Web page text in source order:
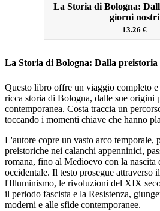
La Storia di Bologna:
giorni nostri
13.26 €
La Storia di Bologna: Dalla
Questo libro offre un viaggio completo e
ricca storia di Bologna, dalle sue origini
contemporanea. Costa traccia un
toccando i momenti chiave che hanno
L'autore copre un vasto arco temporale,
preistoriche nei calanchi appenninici,
romana, fino al Medioevo con la nascita
occidentale. Il testo prosegue attraverso
l'Illuminismo, le rivoluzioni del XIX
il periodo fascista e la Resistenza,
moderni e alle sfide contemporanee.